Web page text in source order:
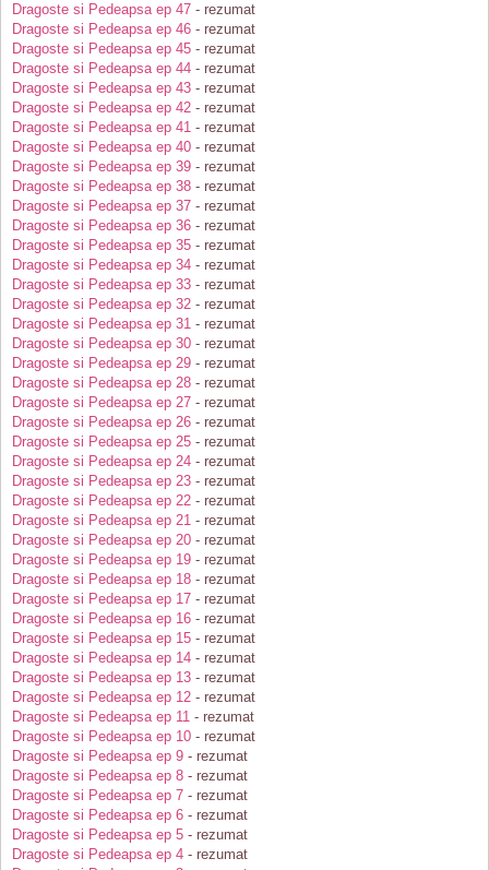
Dragoste si Pedeapsa ep 47 - rezumat
Dragoste si Pedeapsa ep 46 - rezumat
Dragoste si Pedeapsa ep 45 - rezumat
Dragoste si Pedeapsa ep 44 - rezumat
Dragoste si Pedeapsa ep 43 - rezumat
Dragoste si Pedeapsa ep 42 - rezumat
Dragoste si Pedeapsa ep 41 - rezumat
Dragoste si Pedeapsa ep 40 - rezumat
Dragoste si Pedeapsa ep 39 - rezumat
Dragoste si Pedeapsa ep 38 - rezumat
Dragoste si Pedeapsa ep 37 - rezumat
Dragoste si Pedeapsa ep 36 - rezumat
Dragoste si Pedeapsa ep 35 - rezumat
Dragoste si Pedeapsa ep 34 - rezumat
Dragoste si Pedeapsa ep 33 - rezumat
Dragoste si Pedeapsa ep 32 - rezumat
Dragoste si Pedeapsa ep 31 - rezumat
Dragoste si Pedeapsa ep 30 - rezumat
Dragoste si Pedeapsa ep 29 - rezumat
Dragoste si Pedeapsa ep 28 - rezumat
Dragoste si Pedeapsa ep 27 - rezumat
Dragoste si Pedeapsa ep 26 - rezumat
Dragoste si Pedeapsa ep 25 - rezumat
Dragoste si Pedeapsa ep 24 - rezumat
Dragoste si Pedeapsa ep 23 - rezumat
Dragoste si Pedeapsa ep 22 - rezumat
Dragoste si Pedeapsa ep 21 - rezumat
Dragoste si Pedeapsa ep 20 - rezumat
Dragoste si Pedeapsa ep 19 - rezumat
Dragoste si Pedeapsa ep 18 - rezumat
Dragoste si Pedeapsa ep 17 - rezumat
Dragoste si Pedeapsa ep 16 - rezumat
Dragoste si Pedeapsa ep 15 - rezumat
Dragoste si Pedeapsa ep 14 - rezumat
Dragoste si Pedeapsa ep 13 - rezumat
Dragoste si Pedeapsa ep 12 - rezumat
Dragoste si Pedeapsa ep 11 - rezumat
Dragoste si Pedeapsa ep 10 - rezumat
Dragoste si Pedeapsa ep 9 - rezumat
Dragoste si Pedeapsa ep 8 - rezumat
Dragoste si Pedeapsa ep 7 - rezumat
Dragoste si Pedeapsa ep 6 - rezumat
Dragoste si Pedeapsa ep 5 - rezumat
Dragoste si Pedeapsa ep 4 - rezumat